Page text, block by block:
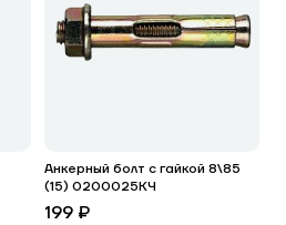
Анкерный болт с гайкой 8\85
(15) 0200025КЧ
199 ₽